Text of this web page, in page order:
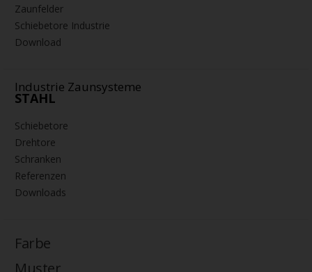
Zaunfelder
Schiebetore Industrie
Download
Industrie Zaunsysteme
STAHL
Schiebetore
Drehtore
Schranken
Referenzen
Downloads
Farbe